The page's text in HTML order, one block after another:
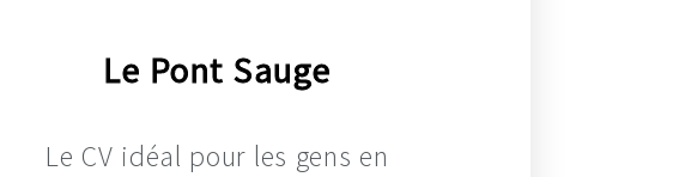
Le Pont Sauge
Le CV idéal pour les gens en